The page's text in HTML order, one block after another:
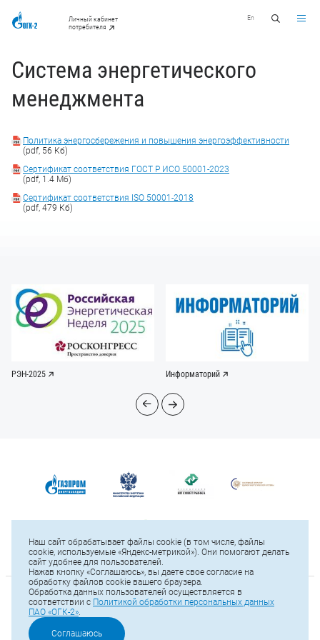
Личный кабинет
потребителя
En
Система энергетического
менеджмента
Политика энергосбережения и повышения энергоэффективности
(pdf, 56 Кб)
Сертификат соответствия ГОСТ Р ИСО 50001-2023
(pdf, 1.4 Мб)
Сертификат соответствия ISO 50001-2018
(pdf, 479 Кб)
РЭН-2025 Информаторий
© 2025 ПАО «ОГК-2»
Тел.: +7 (812) 646-13-64
Наш сайт обрабатывает файлы cookie (в том числе, файлы
cookie, используемые «Яндекс-метрикой»). Они помогают делать
сайт удобнее для пользователей.
Нажав кнопку «Соглашаюсь», вы даете свое согласие на
обработку файлов cookie вашего браузера.
Обработка данных пользователей осуществляется в
соответствии с Политикой обработки персональных данных
ПАО «ОГК-2».
Соглашаюсь